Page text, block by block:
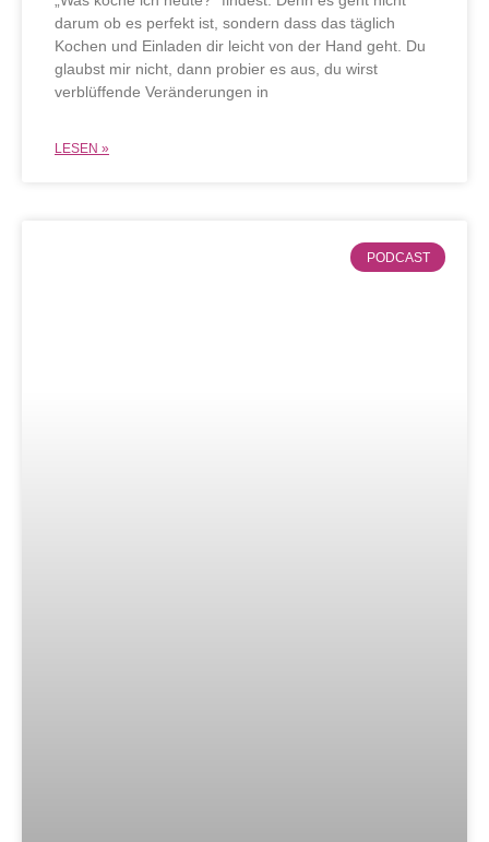
darum ob es perfekt ist, sondern dass das täglich
Kochen und Einladen dir leicht von der Hand geht. Du
glaubst mir nicht, dann probier es aus, du wirst
verblüffende Veränderungen in
LESEN »
PODCAST